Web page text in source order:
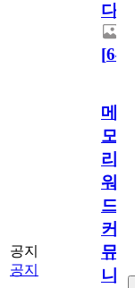
다.
[64
공지
공지
메
모
리
워
드
커
뮤
니